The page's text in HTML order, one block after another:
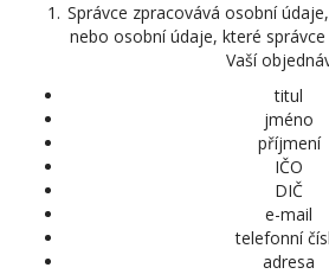
Správce zpracovává osobní
nebo osobní údaje, které
Vaší
titul
jméno
příjmení
IČO
DIČ
e-mail
telefonní
adresa